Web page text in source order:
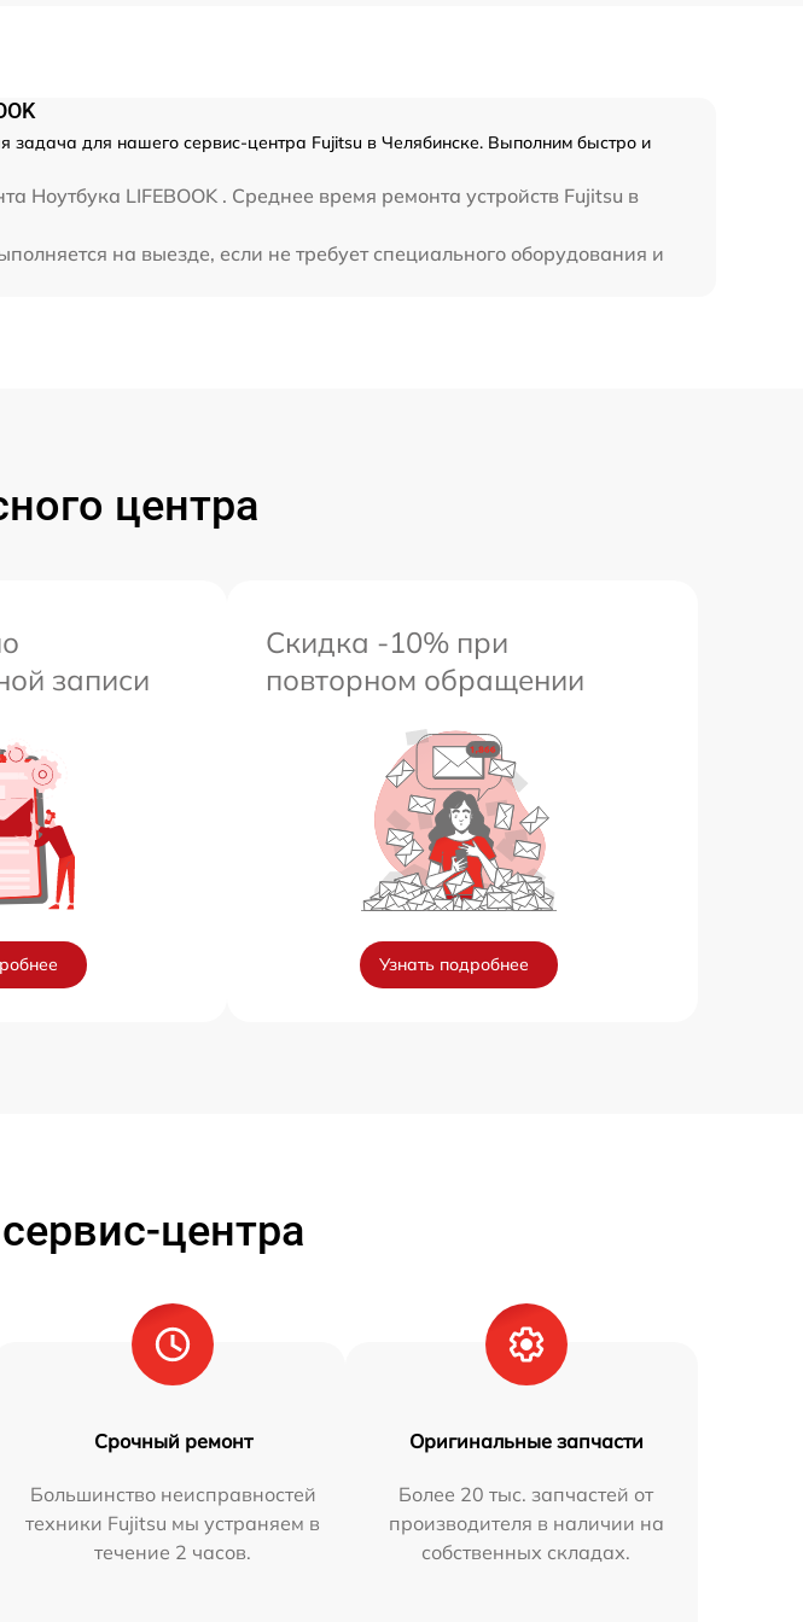
для нашего сервис-центра Fujitsu в Челябинске. Выполним быстро и
Ноутбука LIFEBOOK . Среднее время ремонта устройств Fujitsu в
на выезде, если не требует специального оборудования и
центра
записи
Скидка -10% при
повторном обращении
Узнать подробнее
центра
Срочный ремонт
Большинство неисправностей
техники Fujitsu мы устраняем в
течение 2 часов.
Оригинальные запчасти
Более 20 тыс. запчастей от
производителя в наличии на
собственных складах.